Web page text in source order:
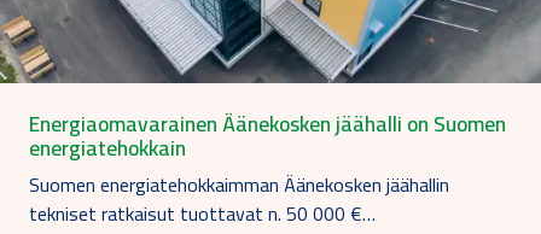
Energiaomavarainen Äänekosken jäähalli on Suomen
energiatehokkain
Suomen energiatehokkaimman Äänekosken jäähallin
tekniset ratkaisut tuottavat n. 50 000 €…